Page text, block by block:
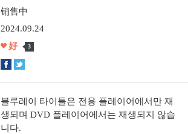
销售中
2024.09.24
好 3
블루레이 타이틀은 전용 플레이어에서만 재
생되며 DVD 플레이어에서는 재생되지 않습
니다.